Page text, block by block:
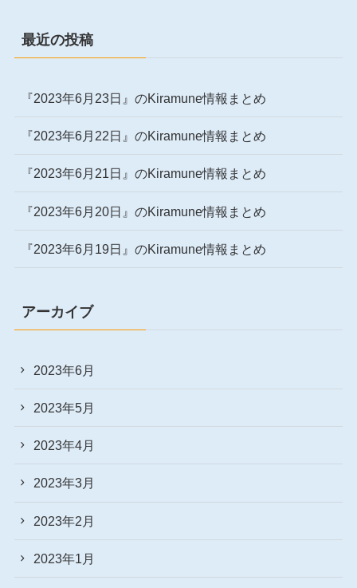
最近の投稿
『2023年6月23日』のKiramune情報まとめ
『2023年6月22日』のKiramune情報まとめ
『2023年6月21日』のKiramune情報まとめ
『2023年6月20日』のKiramune情報まとめ
『2023年6月19日』のKiramune情報まとめ
アーカイブ
2023年6月
2023年5月
2023年4月
2023年3月
2023年2月
2023年1月